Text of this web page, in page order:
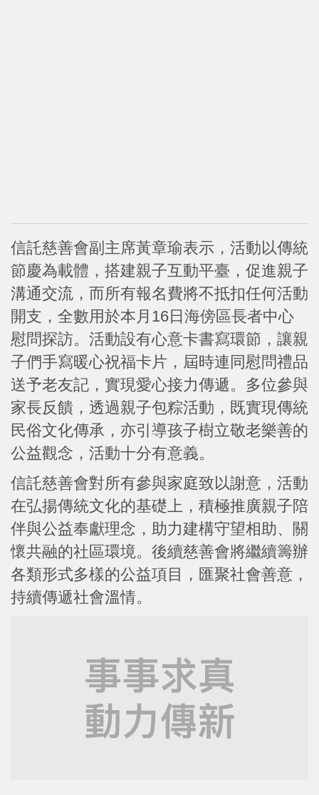
信託慈善會副主席黃章瑜表示，活動以傳統
節慶為載體，搭建親子互動平臺，促進親子
溝通交流，而所有報名費將不抵扣任何活動
開支，全數用於本月16日海傍區長者中心
慰問探訪。活動設有心意卡書寫環節，讓親
子們手寫暖心祝福卡片，屆時連同慰問禮品
送予老友記，實現愛心接力傳遞。多位參與
家長反饋，透過親子包粽活動，既實現傳統
民俗文化傳承，亦引導孩子樹立敬老樂善的
公益觀念，活動十分有意義。
信託慈善會對所有參與家庭致以謝意，活動
在弘揚傳統文化的基礎上，積極推廣親子陪
伴與公益奉獻理念，助力建構守望相助、關
懷共融的社區環境。後續慈善會將繼續籌辦
各類形式多樣的公益項目，匯聚社會善意，
持續傳遞社會溫情。